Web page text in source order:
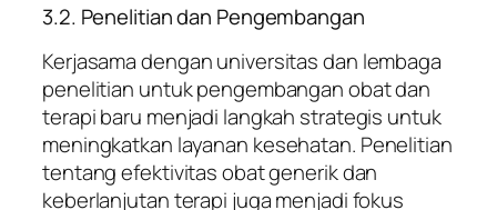
3.2. Penelitian dan Pengembangan
Kerjasama dengan universitas dan lembaga
penelitian untuk pengembangan obat dan
terapi baru menjadi langkah strategis untuk
meningkatkan layanan kesehatan. Penelitian
tentang efektivitas obat generik dan
keberlanjutan terapi juga menjadi fokus